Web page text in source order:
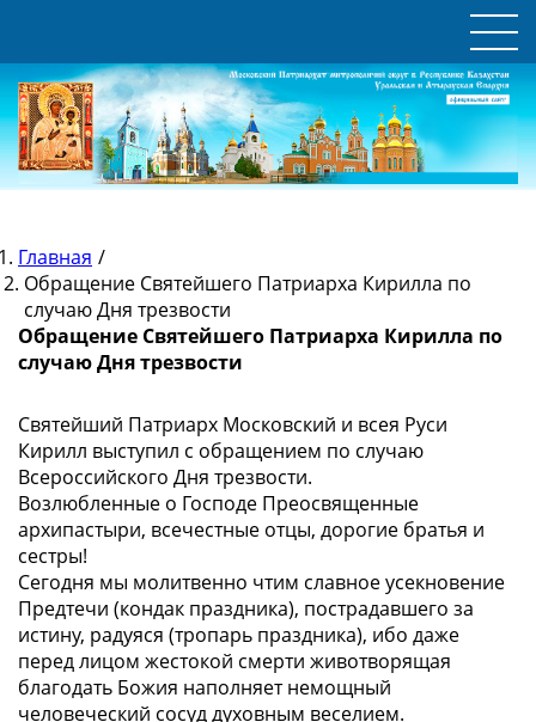
Главная /
Обращение Святейшего Патриарха Кирилла по
случаю Дня трезвости
Обращение Святейшего Патриарха Кирилла по
случаю Дня трезвости
Святейший Патриарх Московский и всея Руси
Кирилл выступил с обращением по случаю
Всероссийского Дня трезвости.
Возлюбленные о Господе Преосвященные
архипастыри, всечестные отцы, дорогие братья и
сестры!
Сегодня мы молитвенно чтим славное усекновение
Предтечи (кондак праздника), пострадавшего за
истину, радуяся (тропарь праздника), ибо даже
перед лицом жестокой смерти животворящая
благодать Божия наполняет немощный
человеческий сосуд духовным веселием.